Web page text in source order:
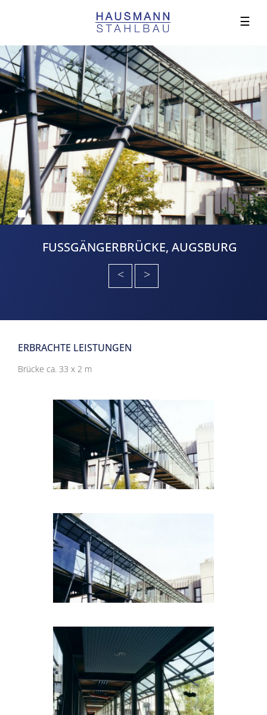
☰
FUSSGÄNGERBRÜCKE, AUGSBURG
<
>
ERBRACHTE LEISTUNGEN
Brücke ca. 33 x 2 m